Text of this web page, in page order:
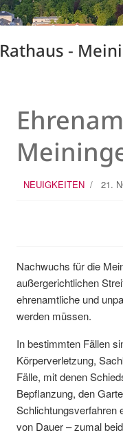
Rathaus -
NEUIGKEITEN 21.
Nachwuchs für die
außergerichtlichen
ehrenamtliche und
werden müssen.
In bestimmten Fällen
Körperverletzung,
Fälle, mit denen
Bepflanzung, den
Schlichtungsverfahren
von Dauer – zumal